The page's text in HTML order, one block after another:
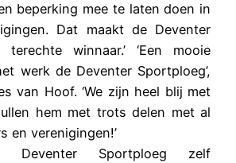
beperking mee te laten doen in
Dat maakt de Deventer
winnaar.’ ‘Een mooie
werk de Deventer Sportploeg’,
van Hoof. ‘We zijn heel blij met
hem met trots delen met al
en verenigingen!’
Sportploeg zelf